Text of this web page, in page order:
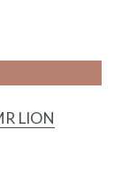
LION